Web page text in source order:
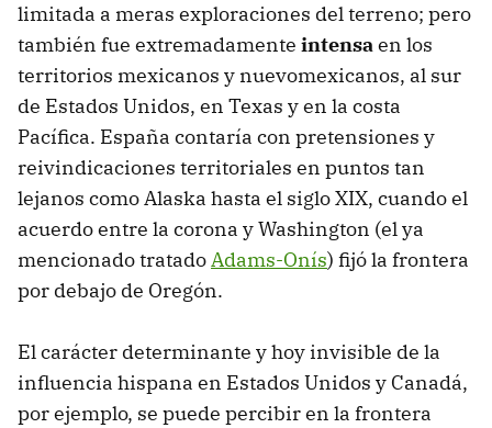
limitada a meras exploraciones del terreno; pero
también fue extremadamente intensaen los
territorios mexicanos y nuevomexicanos, al sur
de Estados Unidos, en Texas y en la costa
Pacífica. España contaría con pretensiones y
reivindicaciones territoriales en puntos tan
lejanos como Alaska hasta el siglo XIX, cuando el
acuerdo entre la corona y Washington (el ya
mencionado tratadoAdams-Onís) fijó la frontera
por debajo de Oregón.
El carácter determinante y hoy invisible de la
influencia hispana en Estados Unidos y Canadá,
por ejemplo, se puede percibir en la frontera